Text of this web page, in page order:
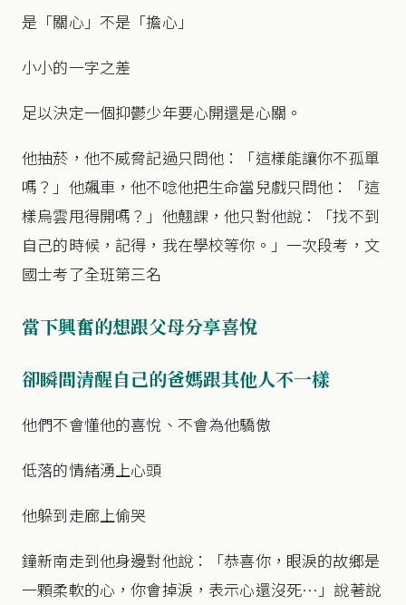
是「關心」不是「擔心」
小小的一字之差
足以決定一個抑鬱少年要心開還是心關。
他抽菸，他不威脅記過只問他：「這樣能讓你不孤單
嗎？」他飆車，他不唸他把生命當兒戲只問他：「這
樣烏雲甩得開嗎？」他翹課，他只對他說：「找不到
自己的時候，記得，我在學校等你。」一次段考，文
國士考了全班第三名
當下興奮的想跟父母分享喜悅
卻瞬間清醒自己的爸媽跟其他人不一樣
他們不會懂他的喜悅、不會為他驕傲
低落的情緒湧上心頭
他躲到走廊上偷哭
鐘新南走到他身邊對他說：「恭喜你，眼淚的故鄉是
一顆柔軟的心，你會掉淚，表示心還沒死…」說著說